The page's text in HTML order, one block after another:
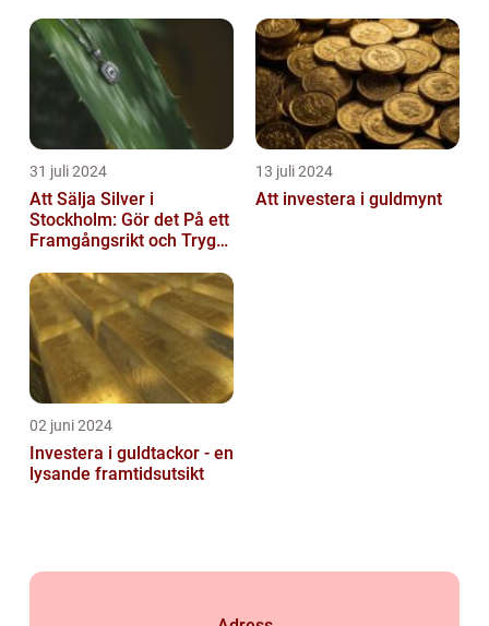
31 juli 2024
Att Sälja Silver i
Stockholm: Gör det På ett
Framgångsrikt och Tryggt
13 juli 2024
Att investera i guldmynt
02 juni 2024
Investera i guldtackor - en
lysande framtidsutsikt